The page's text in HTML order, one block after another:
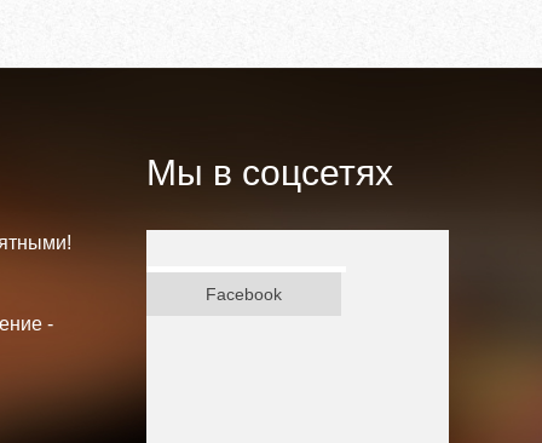
-
Мы в соцсетях
Facebook